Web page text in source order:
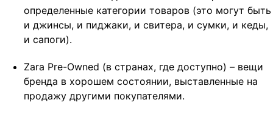
определенные категории товаров (это могут быть
и джинсы, и пиджаки, и свитера, и сумки, и кеды,
и сапоги).
Zara Pre-Owned (в странах, где доступно) – вещи
бренда в хорошем состоянии, выставленные на
продажу другими покупателями.